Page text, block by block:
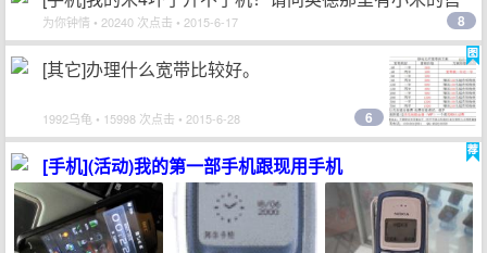
后维修点吖？
为你钟情 • 20240 次点击 • 2015-6-17 8
[其它]办理什么宽带比较好。
1992乌龟 • 15998 次点击 • 2015-6-28 6
[手机](活动)我的第一部手机跟现用手机